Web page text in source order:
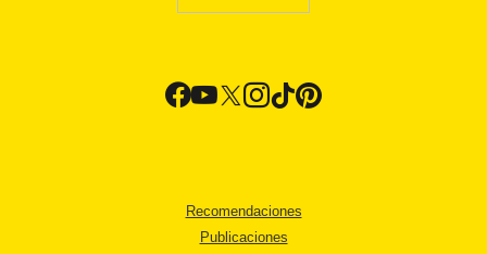
Recomendaciones
Publicaciones